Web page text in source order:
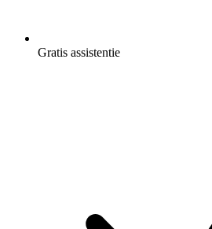
Gratis assistentie